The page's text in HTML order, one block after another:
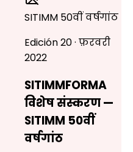
SITIMM 50वीं वर्षगांठ
Edición 20 · फ़रवरी
2022
SITIMMFORMA
विशेष संस्करण —
SITIMM 50वीं
वर्षगांठ